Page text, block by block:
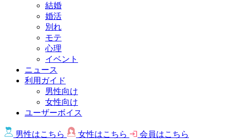
結婚
婚活
別れ
モテ
心理
イベント
ニュース
利用ガイド
男性向け
女性向け
ユーザーボイス
男性はこちら 女性はこちら 会員はこちら